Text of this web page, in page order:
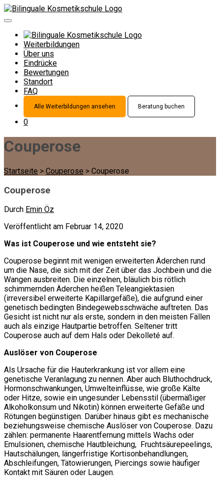
Weiterbildungen
Über uns
Eindrücke
Bewertungen
Standort
FAQ
Alle Weiterbildungen ansehen Beratung buchen
0
Couperose
Startseite > Couperose > Couperose
Couperose
Durch Emin Öz
Veröffentlicht am Februar 14, 2020
Was ist Couperose und wie entsteht sie?
Couperose beginnt mit wenigen erweiterten Äderchen rund
um die Nase, die sich mit der Zeit über das Jochbein und die
Wangen ausbreiten. Die einzelnen, bläulich bis rötlich
schimmernden Äderchen heißen Teleangiektasien
(irreversibel erweiterte Kapillargefäße), die aufgrund einer
genetisch bedingten Bindegewebsschwäche auftreten. Das
Gesicht ist nicht nur als erste, sondern in den meisten Fällen
auch als einzige Hautpartie betroffen. Seltener tritt
Couperose auch auf dem Hals oder Dekolleté auf.
Auslöser von Couperose
Als Ursache für die Hauterkrankung ist vor allem eine
genetische Veranlagung zu nennen. Aber auch Bluthochdruck,
Hormonschwankungen, Umwelteinflüsse, wie große Kälte
oder Hitze, sowie ein ungesunder Lebensstil (übermäßiger
Alkoholkonsum und Nikotin) können erweiterte Gefäße und
Rötungen begünstigen. Darüber hinaus gibt es mechanische
beziehungsweise chemische Auslöser von Couperose. Dazu
zählen: permanente Haarentfernung mittels Wachs oder
Emulsionen, chemische Hautbleichung, Fruchtsäurepeelings,
Hautschälungen, längerfristige Kortisonbehandlungen,
Abschleifungen, Tätowierungen, Piercings sowie häufiger
Kontakt mit Säuren oder Laugen.